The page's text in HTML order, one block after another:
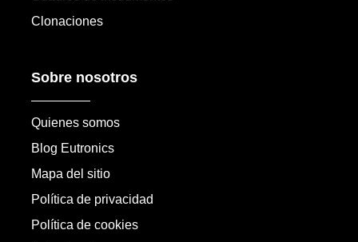
Clonaciones
Sobre nosotros
Quienes somos
Blog Eutronics
Mapa del sitio
Política de privacidad
Política de cookies